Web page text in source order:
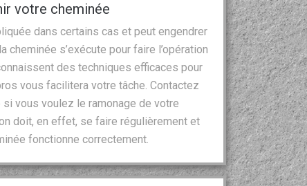
votre cheminée
dans certains cas et peut engendrer
s’exécute pour faire l’opération
des techniques efficaces pour
vous facilitera votre tâche. Contactez
vous voulez le ramonage de votre
doit, en effet, se faire régulièrement et
fonctionne correctement.